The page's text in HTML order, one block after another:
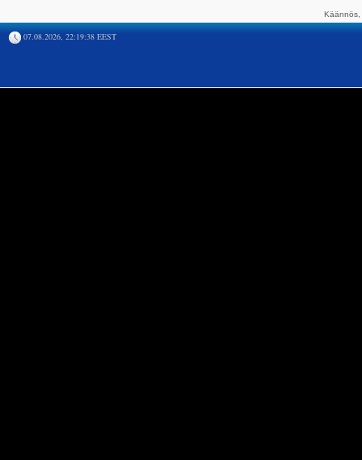
07.08.2026, 22:19:38 EEST